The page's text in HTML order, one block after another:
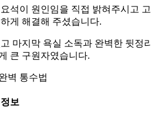
석이 원인임을 직접 밝혀주시고
게 해결해 주셨습니다.
마지막 욕실 소독과 완벽한 뒷정
큰 구원자였습니다.
벽 통수법
보